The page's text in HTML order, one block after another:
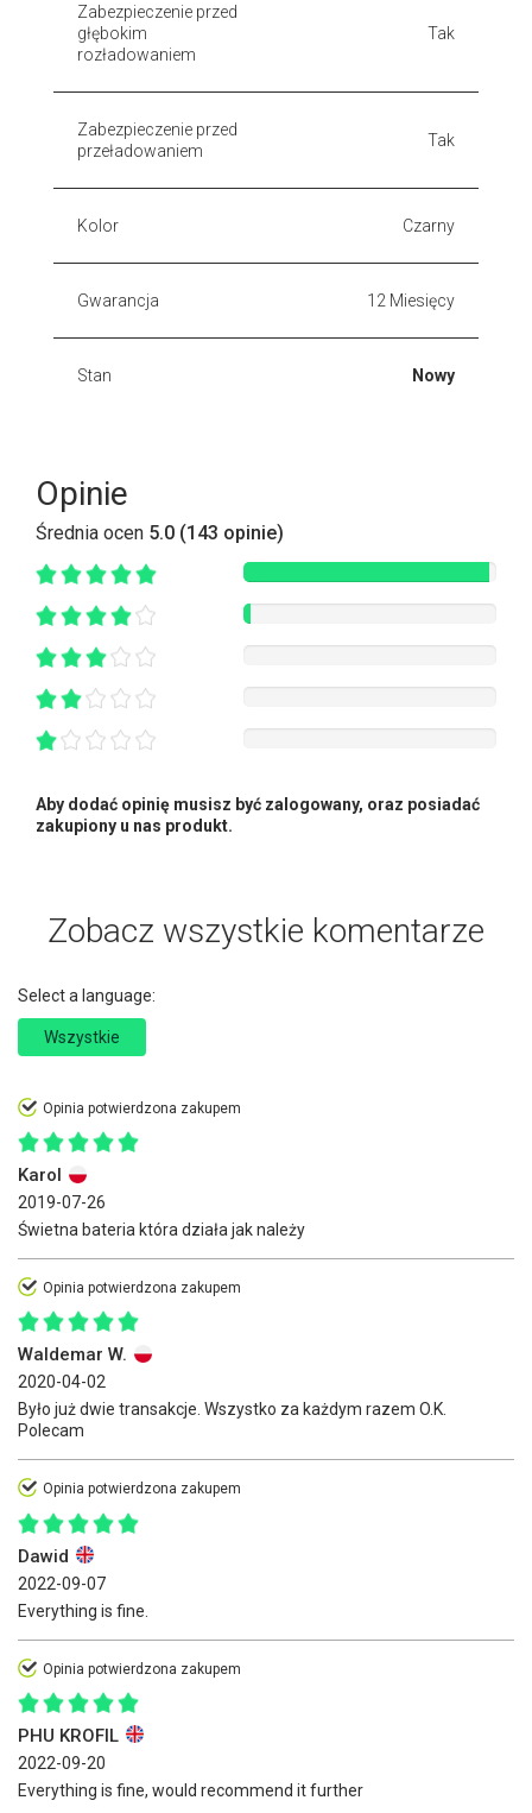
Zabezpieczenie przed
głębokim
rozładowaniem
Tak
Zabezpieczenie przed
przeładowaniem
Tak
Kolor Czarny
Gwarancja 12 Miesięcy
Stan Nowy
Opinie
Średnia ocen 5.0 (143 opinie)
Aby dodać opinię musisz być zalogowany, oraz posiadać
zakupiony u nas produkt.
Zobacz wszystkie komentarze
Select a language:
Wszystkie
Opinia potwierdzona zakupem
Karol
2019-07-26
Świetna bateria która działa jak należy
Opinia potwierdzona zakupem
Waldemar W.
2020-04-02
Było już dwie transakcje. Wszystko za każdym razem O.K.
Polecam
Opinia potwierdzona zakupem
Dawid
2022-09-07
Everything is fine.
Opinia potwierdzona zakupem
PHU KROFIL
2022-09-20
Everything is fine, would recommend it further